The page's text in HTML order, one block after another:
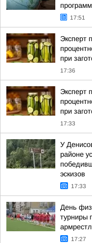
17:51
Эксперт
при
17:36
Эксперт
при
17:33
У
районе
эскизов
17:33
День
турниры
17:27